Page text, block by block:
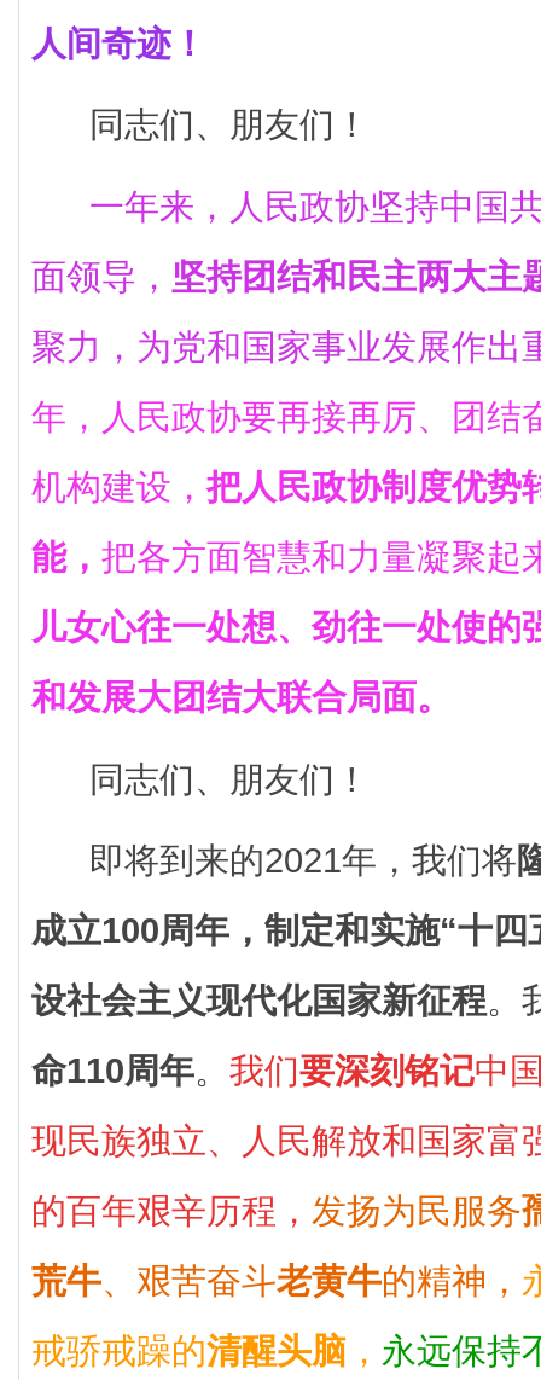
人间奇迹！
同志们、朋友们！
一年来，人民政协坚持中国
面领导， 坚持团结和民主两大主
聚力，为党和国家事业发展作出
年，人民政协要再接再厉、团结
机构建设，把人民政协制度优势
能， 把各方面智慧和力量凝聚起
儿女心往一处想、劲往一处使的
和发展大团结大联合局面。
同志们、朋友们！
即将到来的2021年，我们将
成立100周年，制定和实施“十
设社会主义现代化国家新征程。
命110周年。 我们要深刻铭记中
现民族独立、人民解放和国家富
的百年艰辛历程， 发扬为民服务
荒牛、艰苦奋斗老黄牛的精神，
戒骄戒躁的清醒头脑 ， 永远保持